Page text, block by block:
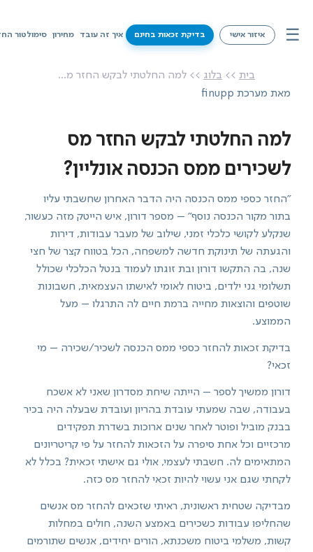
☰ איזור אישי בדיקת זכאות בחינם איך זה עובד מחירון סימולטור
סימולטור החזרי מס
שירותים
מידע על זכאויות
צרו קשר
בדיקת זכאות בחינם
איזור אישי
בית >> בלוג >> למה החלטתי לבקש החזר מ...
מאת מערכת finupp
למה החלטתי לבקש החזר מס
לשכירים ממס הכנסה אונליין?
"החזר כספי ממס הכנסה היה הדבר האחרון שחשבתי עליו
בתור מקור הכנסה נוסף" – מספר דורון, איש הייטק מזה כעשור,
שנקלע לקושי כלכלי זמני, שילוב של מעבר עבודות, דירות
והגעתה של תינוקת חדשה למשפחה, הכל בטווח קצר של חצי
שנה, בה התקשו דורון ובת זוגתו לעמוד בנטל הכלכלי שכולל
תשלומי גני ילדים, ביטוח לאומי לאישתו העצמאית, חשבונות
שוטפים והוצאות מחייה ברמת חיים לה התרגלו – מעל
הממוצע.
בדיקת זכאות להחזר כספי ממס הכנסה לשכיר/שכירה – מי
זכאי?
דורון ממשיך לספר – הייתה שיחת מסדרון שאני לא אשכח
בעבודה, שבה שמעתי עובדת בהריון ועובדת שבעלה היה בכיר
בבנק מוביל ופוטר לאחר שנים ארוכות בשדרת תפקידים
מרכזיים וכל אחת סיפרה על הזכאות להחזר על פי קריטריונים
המתאימים לה. חשבתי לעצמי, אולי גם אישתי זכאית? בכלל לא
לקחתי שגם אני עשוי להיות זכאי להחזר מס כזה.
מבדיקה שטחית ראשונית, ראיתי שזכאים להחזר מס אנשים
שהחליפו עבודות כשכירים באמצע השנה, חולים במחלות
קשות, משלמי ביטוח משכנתא, הורים יחידים, אנשים שתורמים